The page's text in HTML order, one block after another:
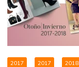
2017 2017 2018